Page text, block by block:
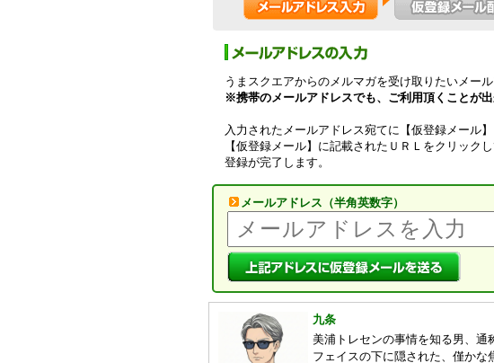
うまスクエアからのメルマガを受け取りたいメー
※携帯のメールアドレスでも、ご利用頂くことが出
入力されたメールアドレス宛てに【仮登録メール】
【仮登録メール】に記載されたＵＲＬをクリック
登録が完了します。
メールアドレス（半角英数字）
九条
美浦トレセンの事情を知る男、通
フェイスの下に隠された、僅かな